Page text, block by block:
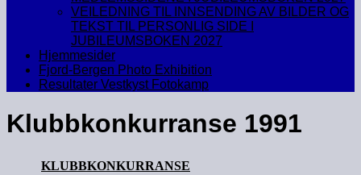
VEILEDNING TIL INNSENDING AV BILDER OG
TEKST TIL PERSONLIG SIDE I
JUBILEUMSBOKEN 2027
Hjemmesider
Fjord-Bergen Photo Exhibition
Resultater Vestkyst Fotokamp
Klubbkonkurranse 1991
KLUBBKONKURRANSE